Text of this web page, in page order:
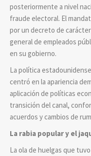
posteriormente a nivel
fraude electoral. El
por un decreto de
general de empleados
en su gobierno.
La política
centró en la apariencia
aplicación de políticas
transición del canal,
acuerdos y cambios de
La rabia popular y el
La ola de huelgas que